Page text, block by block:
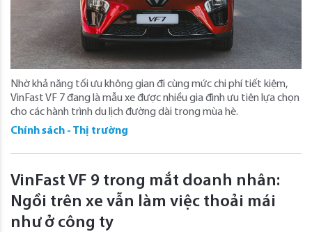
Nhờ khả năng tối ưu không gian đi cùng mức chi phí tiết kiệm,
VinFast VF 7 đang là mẫu xe được nhiều gia đình ưu tiên lựa chọn
cho các hành trình du lịch đường dài trong mùa hè.
Chính sách - Thị trường
VinFast VF 9 trong mắt doanh nhân:
Ngồi trên xe vẫn làm việc thoải mái
như ở công ty